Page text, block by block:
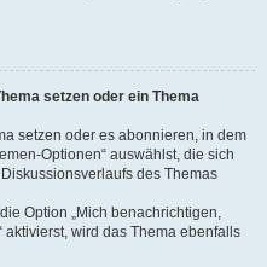
setzen oder ein Thema
setzen oder es abonnieren, in dem
Optionen“ auswählst, die sich
des Themas
Option „Mich benachrichtigen,
wird das Thema ebenfalls